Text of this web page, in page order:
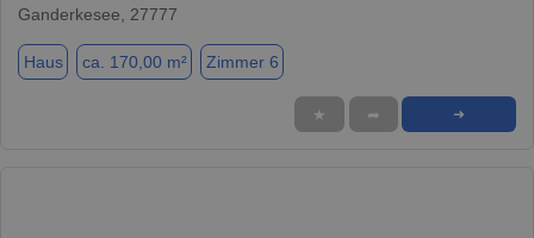
Ganderkesee, 27777
Haus ca. 170,00 m² Zimmer 6
★ ➦ ➜